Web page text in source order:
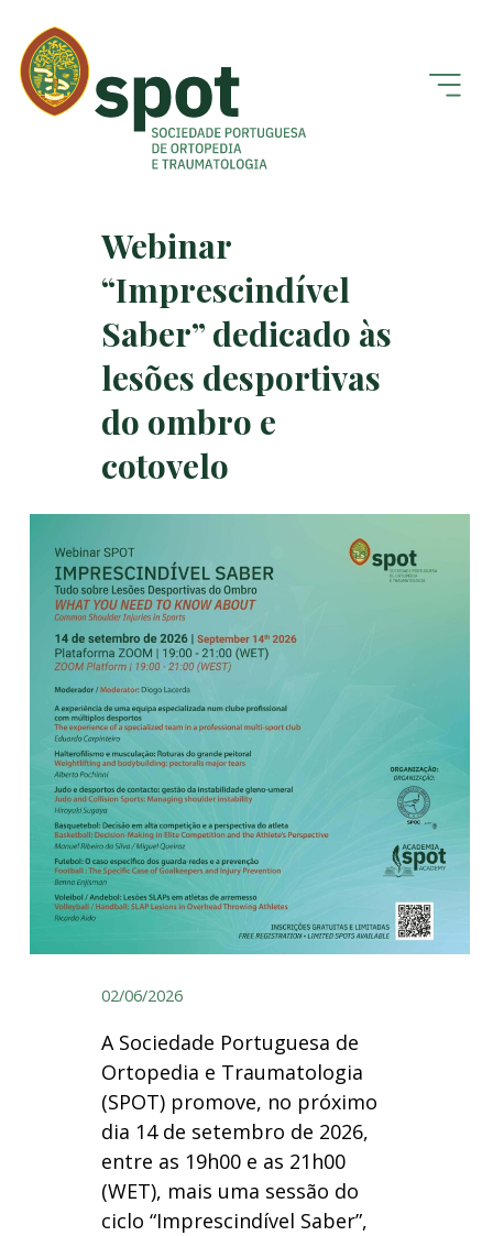
Webinar
“Imprescindível
Saber” dedicado às
lesões desportivas
do ombro e
cotovelo
02/06/2026
A Sociedade Portuguesa de
Ortopedia e Traumatologia
(SPOT) promove, no próximo
dia 14 de setembro de 2026,
entre as 19h00 e as 21h00
(WET), mais uma sessão do
ciclo “Imprescindível Saber”,